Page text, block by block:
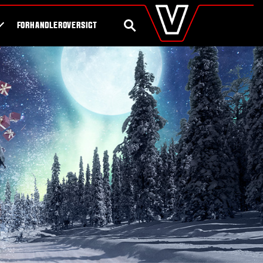
valtra.dk
Global
Austria
Belgium
Czech Republic
Denmark
Estonia
Finland
France
Germany
Hungary
Italy
Latvia
Lithuania
The Netherlands
Norway
Poland
Portugal
FORHANDLEROVERSIGT SØG